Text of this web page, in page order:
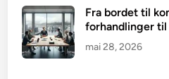
Fra bordet til
forhandlinger
mai 28, 2026